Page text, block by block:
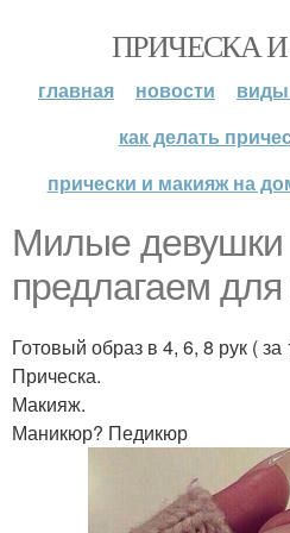
ПРИЧЕСКА
главная новости
виды
как делать
прически и макияж на
Милые
предлагаем для
Готовый образ в 4, 6, 8 рук (
Прическа.
Макияж.
Маникюр? Педикюр